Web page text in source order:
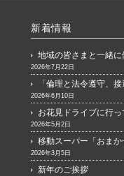
新着情報
地域の皆さまと一緒に
2026年7月22日
「倫理と法令遵守、
2026年6月10日
お花見ドライブに行っ
2026年5月2日
移動スーパー「おま
2026年3月5日
新年のご挨拶